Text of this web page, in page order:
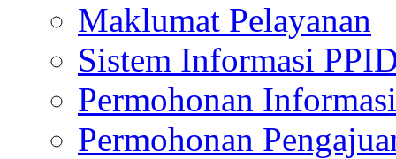
Maklumat Pelayanan
Sistem Informasi
Permohonan
Permohonan